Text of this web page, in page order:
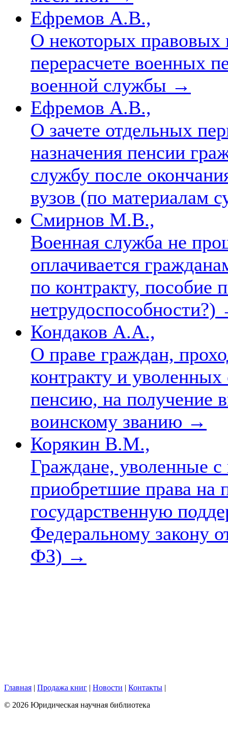
Ефремов А.В.,
О некоторых
перерасчете военных
военной службы →
Ефремов А.В.,
О зачете отдельных
назначения пенсии
службу после
вузов (по материалам
Смирнов М.В.,
Военная служба не
оплачивается
по контракту, пособие
нетрудоспособности?)
Кондаков А.А.,
О праве граждан,
контракту и
пенсию, на получение
воинскому званию →
Корякин В.М.,
Граждане, уволенные
приобретшие права на
государственную
Федеральному закону
ФЗ) →
Главная | Продажа книг | Новости | Контакты |
© 2026 Юридическая научная библиотека